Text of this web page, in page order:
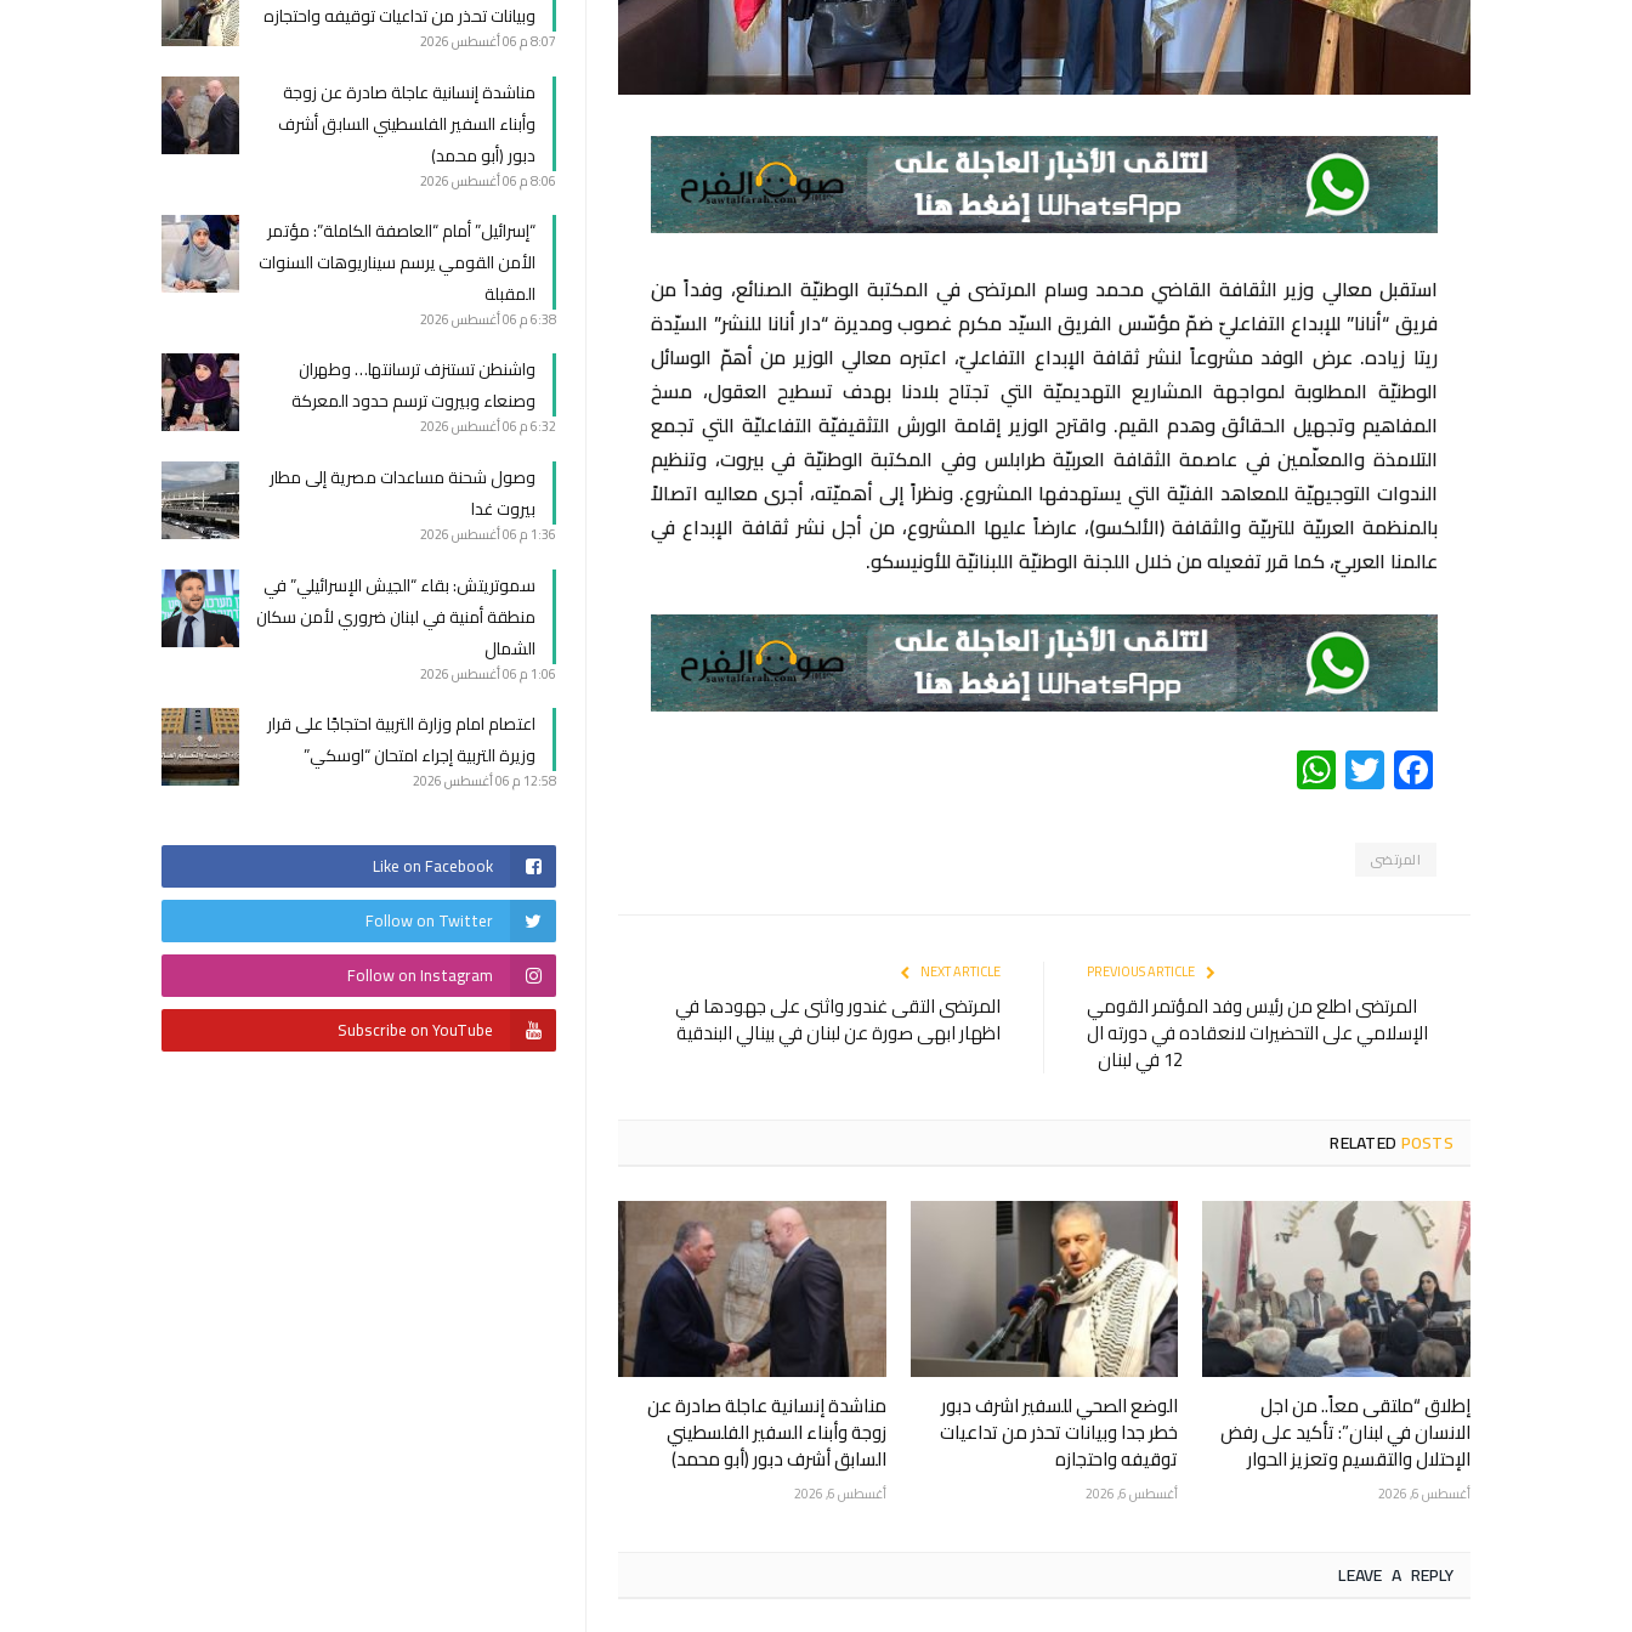
استقبل معالي وزير الثقافة القاضي محمد وسام المرتضى في المكتبة الوطنيّة الصنائع، وفداً من
فريق “أنانا” للإبداع التفاعليّ ضمّ مؤسّس الفريق السيّد مكرم غصوب ومديرة “دار أنانا للنشر” السيّدة
ريتا زياده. عرض الوفد مشروعاً لنشر ثقافة الإبداع التفاعليّ، اعتبره معالي الوزير من أهمّ الوسائل
الوطنيّة المطلوبة لمواجهة المشاريع التهديميّة التي تجتاح بلادنا بهدف تسطيح العقول، مسخ
المفاهيم وتجهيل الحقائق وهدم القيم. واقترح الوزير إقامة الورش التثقيفيّة التفاعليّة التي تجمع
التلامذة والمعلّمين في عاصمة الثقافة العربيّة طرابلس وفي المكتبة الوطنيّة في بيروت، وتنظيم
الندوات التوجيهيّة للمعاهد الفنيّة التي يستهدفها المشروع. ونظراً إلى أهميّته، أجرى معاليه اتصالاً
بالمنظمة العربيّة للتربيّة والثقافة (الألكسو)، عارضاً عليها المشروع، من أجل نشر ثقافة الإبداع في
عالمنا العربيّ، كما قرر تفعيله من خلال اللجنة الوطنيّة اللبنانيّة للأونيسكو.
Facebook
Twitter
المرتضى
المرتضى اطلع من رئيس وفد المؤتمر القومي
الإسلامي على التحضيرات لانعقاده في دورته ال
12 في لبنان
NEXT ARTICLE
المرتضى التقى غندور واثنى على جهودها في
اظهار ابهى صورة عن لبنان في بينالي البندقية
RELATEDPOSTS
إطلاق “ملتقى معاً.. من اجل
الانسان في لبنان”: تأكيد على رفض
الإحتلال والتقسيم وتعزيز الحوار
أغسطس 6, 2026
الوضع الصحي للسفير اشرف دبور
خطر جدا وبيانات تحذر من تداعيات
توقيفه واحتجازه
أغسطس 6, 2026
مناشدة إنسانية عاجلة صادرة عن
زوجة وأبناء السفير الفلسطيني
السابق أشرف دبور (أبو محمد)
أغسطس 6, 2026
LEAVE A REPLY
وبيانات تحذر من تداعيات توقيفه واحتجازه
8:07 م 06 أغسطس 2026
مناشدة إنسانية عاجلة صادرة عن زوجة
وأبناء السفير الفلسطيني السابق أشرف
دبور (أبو محمد)
8:06 م 06 أغسطس 2026
“إسرائيل” أمام “العاصفة الكاملة”: مؤتمر
الأمن القومي يرسم سيناريوهات السنوات
المقبلة
6:38 م 06 أغسطس 2026
واشنطن تستنزف ترسانتها… وطهران
وصنعاء وبيروت ترسم حدود المعركة
6:32 م 06 أغسطس 2026
وصول شحنة مساعدات مصرية إلى مطار
بيروت غدا
1:36 م 06 أغسطس 2026
سموتريتش: بقاء “الجيش الإسرائيلي” في
منطقة أمنية في لبنان ضروري لأمن سكان
الشمال
1:06 م 06 أغسطس 2026
اعتصام امام وزارة التربية احتجاجًا على قرار
وزيرة التربية إجراء امتحان “اوسكي”
12:58 م 06 أغسطس 2026
Like on Facebook
Follow on Twitter
Follow on Instagram
Subscribe on YouTube